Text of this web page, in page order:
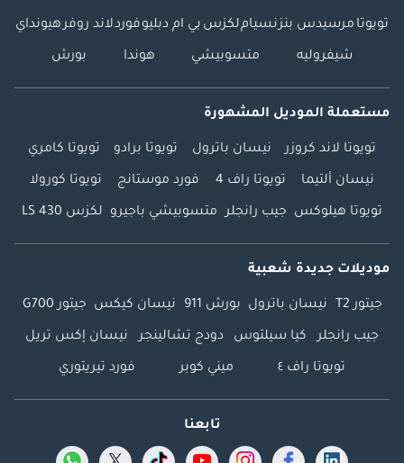
تويوتا مرسيدس بنزنسياملكزس بي ام دبليوفوردلاند روفرهيونداي
شيفروليه متسوبيشي هوندا بورش
مستعملة الموديل المشهورة
تويوتا لاند كروزر نيسان باترول تويوتا برادو تويوتا كامري
نيسان ألتيما تويوتا راف 4 فورد موستانج تويوتا كورولا
تويوتا هيلوكس جيب رانجلر متسوبيشي باجيرو لكزس LS 430
موديلات جديدة شعبية
جيتور T2 نيسان باترول بورش 911 نيسان كيكس جيتور G700
جيب رانجلر كيا سيلتوس دودج تشالينجر نيسان إكس تريل
تويوتا راف ٤ ميني كوبر فورد تيريتوري
تابعنا